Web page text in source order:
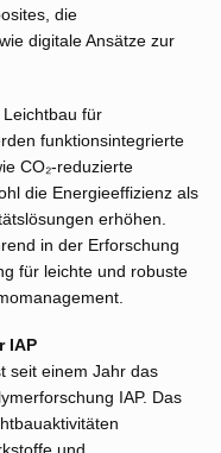
die
digitale Ansätze zur
für
funktionsintegrierte
CO₂-reduzierte
die Energieeffizienz als
erhöhen.
in der Erforschung
für leichte und robuste
IAP
seit einem Jahr das
IAP. Das